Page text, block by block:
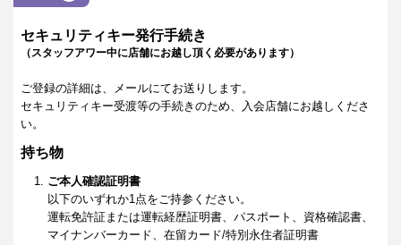
セキュリティキー発行手続き
（スタッフアワー中に店舗にお越し頂く必要があります）
ご登録の詳細は、メールにてお送りします。
セキュリティキー受渡等の手続きのため、入会店舗にお越しくださ
い。
持ち物
ご本人確認証明書
以下のいずれか1点をご持参ください。
運転免許証または運転経歴証明書、パスポート、資格確認書、
マイナンバーカード、在留カード/特別永住者証明書